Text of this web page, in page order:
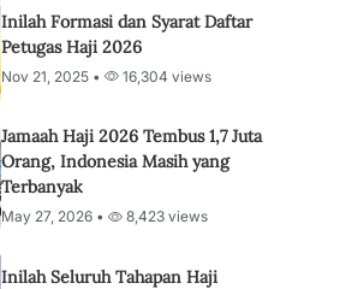
Inilah Formasi dan Syarat Daftar
Petugas Haji 2026
Nov 21, 2025 • 16,304 views
Jamaah Haji 2026 Tembus 1,7 Juta
Orang, Indonesia Masih yang
Terbanyak
May 27, 2026 • 8,423 views
Inilah Seluruh Tahapan Haji